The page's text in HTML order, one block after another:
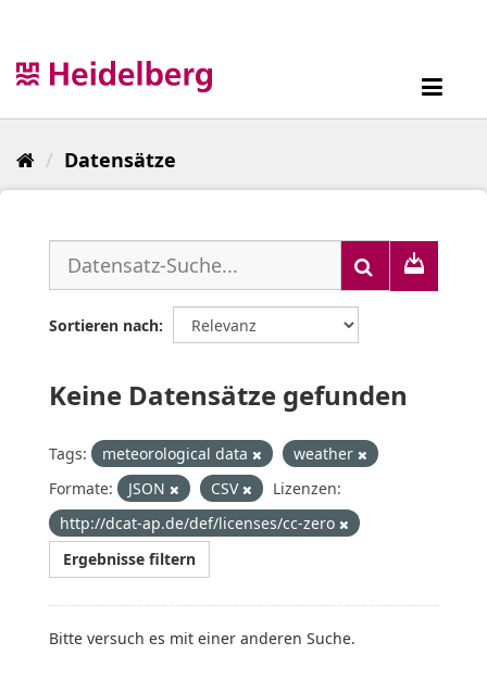
Datensätze
Sortieren nach
Keine Datensätze gefunden
Tags: meteorological data
weather
Formate:
JSON CSV
Lizenzen:
http://dcat-ap.de/def/licenses/cc-zero
Ergebnisse filtern
Bitte versuch es mit einer anderen Suche.